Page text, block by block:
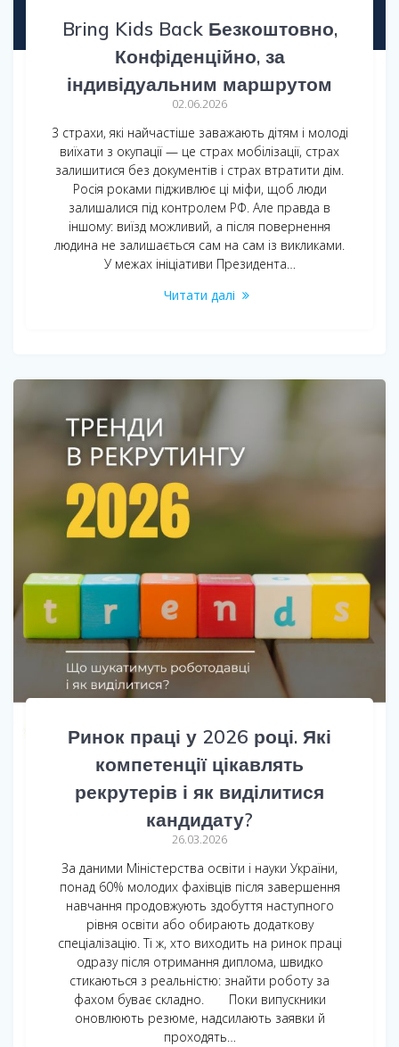
Bring Kids Back Безкоштовно,
Конфіденційно, за
індивідуальним маршрутом
02.06.2026
3 страхи, які найчастіше заважають дітям і молоді
виїхати з окупації — це страх мобілізації, страх
залишитися без документів і страх втратити дім.
Росія роками підживлює ці міфи, щоб люди
залишалися під контролем РФ. Але правда в
іншому: виїзд можливий, а після повернення
людина не залишається сам на сам із викликами.
У межах ініціативи Президента…
Читати далі
Ринок праці у 2026 році. Які
компетенції цікавлять
рекрутерів і як виділитися
кандидату?
26.03.2026
За даними Міністерства освіти і науки України,
понад 60% молодих фахівців після завершення
навчання продовжують здобуття наступного
рівня освіти або обирають додаткову
спеціалізацію. Ті ж, хто виходить на ринок праці
одразу після отримання диплома, швидко
стикаються з реальністю: знайти роботу за
фахом буває складно. Поки випускники
оновлюють резюме, надсилають заявки й
проходять…